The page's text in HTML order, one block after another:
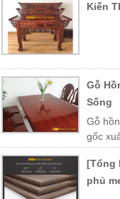
Kiến
Gỗ
Sống
Gỗ
gốc
được trồng nhiều ở các
Phú Yên, Lào,
[Tổng
phủ